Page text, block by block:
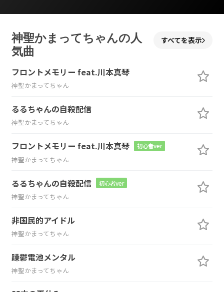
神聖かまってちゃんの人
気曲
すべてを表示
フロントメモリー feat.川本真琴
神聖かまってちゃん
るるちゃんの自殺配信
神聖かまってちゃん
フロントメモリー feat.川本真琴 初心者ver
神聖かまってちゃん
るるちゃんの自殺配信 初心者ver
神聖かまってちゃん
非国民的アイドル
神聖かまってちゃん
躁鬱電池メンタル
神聖かまってちゃん